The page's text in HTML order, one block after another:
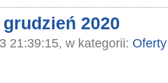
2020
21:39:15, w kategorii: